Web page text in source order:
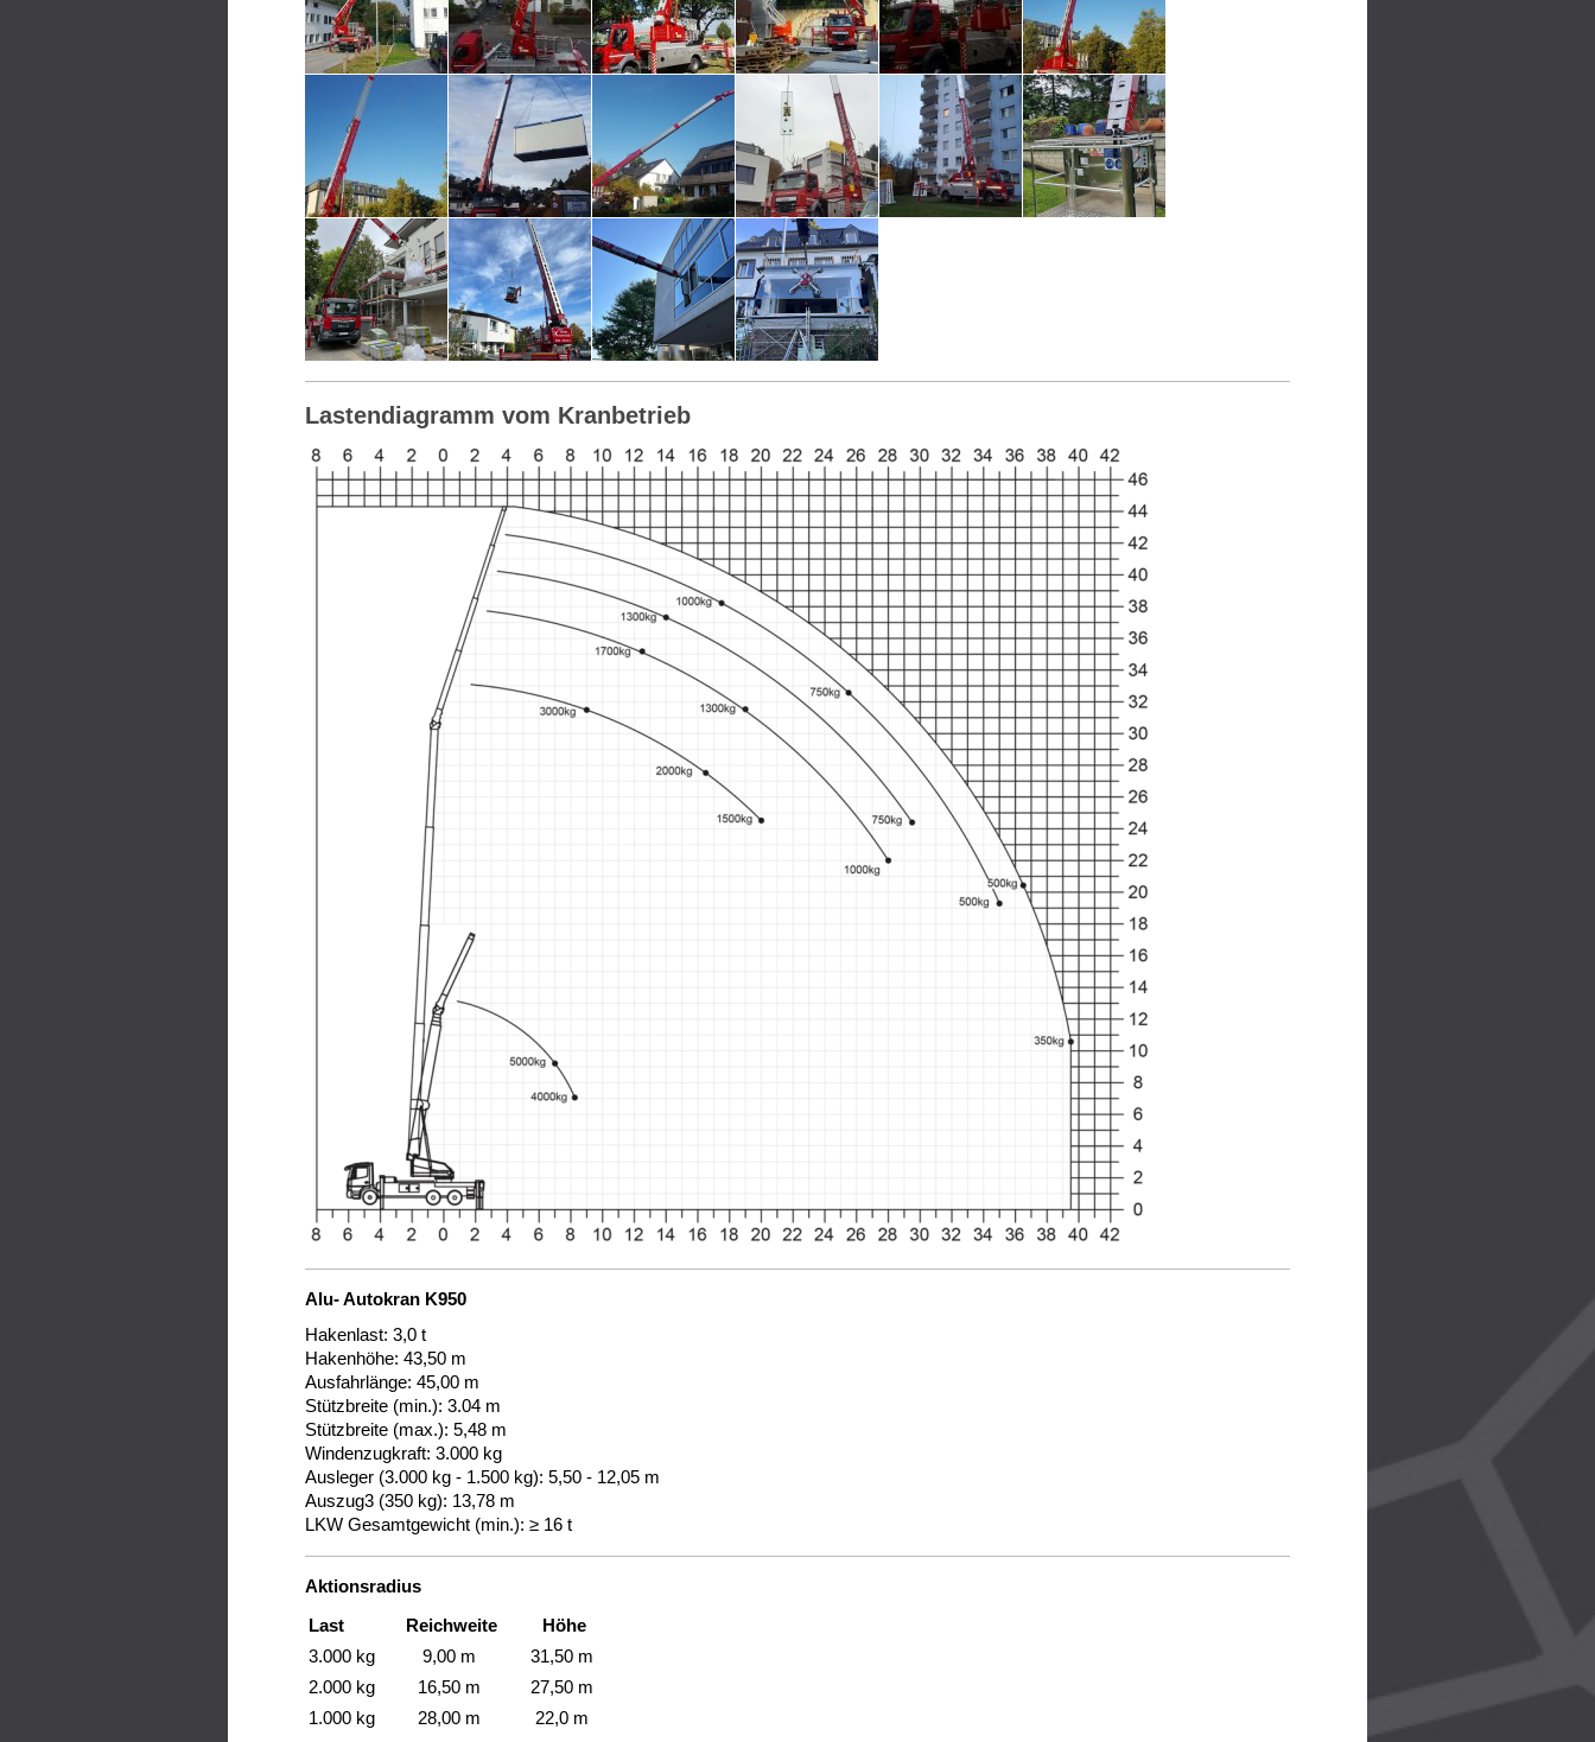
Lastendiagramm vom Kranbetrieb
Alu- Autokran K950
Hakenlast: 3,0 t
Hakenhöhe: 43,50 m
Ausfahrlänge: 45,00 m
Stützbreite (min.): 3.04 m
Stützbreite (max.): 5,48 m
Windenzugkraft: 3.000 kg
Ausleger (3.000 kg - 1.500 kg): 5,50 - 12,05 m
Auszug3 (350 kg): 13,78 m
LKW Gesamtgewicht (min.): ≥ 16 t
Aktionsradius
Last
Reichweite
Höhe
3.000 kg
9,00 m
31,50 m
2.000 kg
16,50 m
27,50 m
1.000 kg
28,00 m
22,0 m